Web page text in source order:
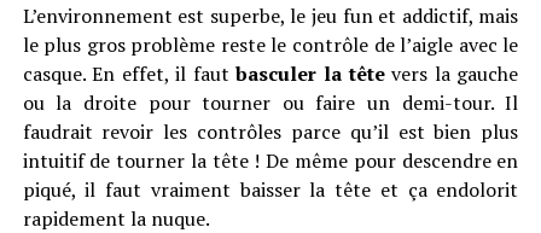
L’environnement est superbe, le jeu fun et addictif, mais
le plus gros problème reste le contrôle de l’aigle avec le
casque. En effet, il fautbasculer la têtevers la gauche
ou la droite pour tourner ou faire un demi-tour. Il
faudrait revoir les contrôles parce qu’il est bien plus
intuitif de tourner la tête ! De même pour descendre en
piqué, il faut vraiment baisser la tête et ça endolorit
rapidement la nuque.